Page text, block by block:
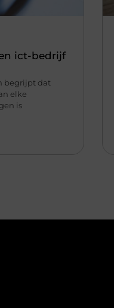
ict-bedrijf
begrijpt dat
elke
is